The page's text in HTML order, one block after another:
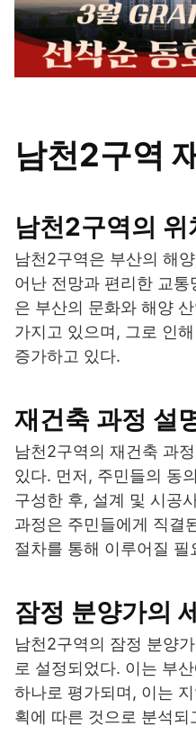
남천2구역
남천2구역의 위
남천2구역은 부산의 해
어난 전망과 편리한 교
은 부산의 문화와 해양
가지고 있으며, 그로 인
증가하고 있다.
재건축 과정 설
남천2구역의 재건축 과
있다. 먼저, 주민들의 동
구성한 후, 설계 및 시공
과정은 주민들에게 직결
절차를 통해 이루어질 필
잠정 분양가의
남천2구역의 잠정 분양
로 설정되었다. 이는 부
하나로 평가되며, 이는
획에 따른 것으로 분석되